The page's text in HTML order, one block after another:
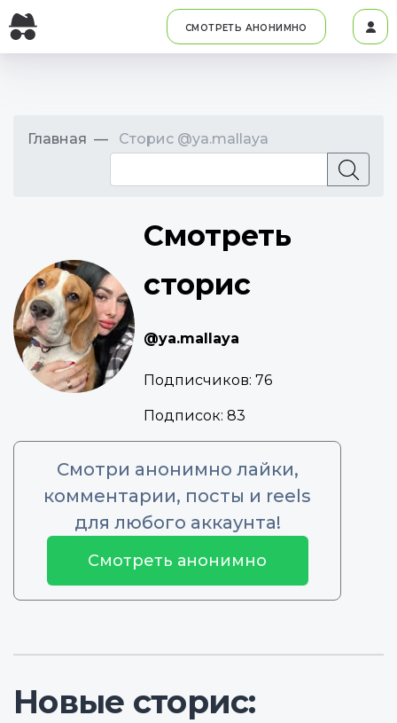
СМОТРЕТЬ АНОНИМНО
Главная Сторис @ya.mallaya
Смотреть
сторис
@ya.mallaya
Подписчиков: 76
Подписок: 83
Смотри анонимно лайки,
комментарии, посты и reels
для любого аккаунта!
Смотреть анонимно
Новые сторис: